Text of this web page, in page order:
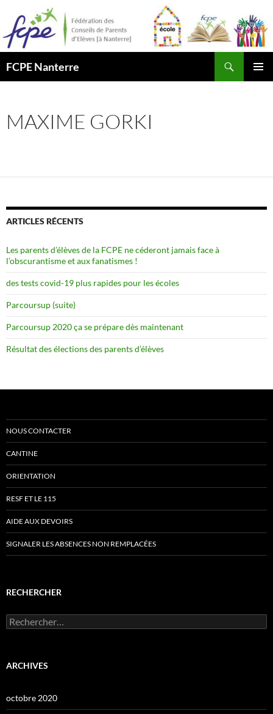
contenu
FCPE Nanterre
MAXIME GORKI
ARTICLES RÉCENTS
Les parents d’élèves de la FCPE ne céderont jamais face à
l’obscurantisme et aux fanatismes !
des tests covid-19 plus rapides pour les écoles
Parcoursup (suite)
Parcoursup 2020 ça se prépare dès maintenant
Résultat des élections des parents d’élèves
NOUS CONTACTER
CANTINE
ORIENTATION
RESF ET LE 115
AIDE AUX DEVOIRS
SIGNALER LES ABSENCES NON REMPLACÉES
RECHERCHER
Rechercher :
ARCHIVES
octobre 2020